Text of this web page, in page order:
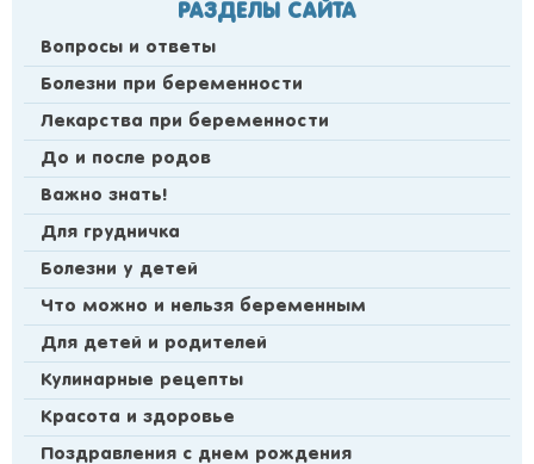
РАЗДЕЛЫ САЙТА
Вопросы и ответы
Болезни при беременности
Лекарства при беременности
До и после родов
Важно знать!
Для грудничка
Болезни у детей
Что можно и нельзя беременным
Для детей и родителей
Кулинарные рецепты
Красота и здоровье
Поздравления с днем рождения